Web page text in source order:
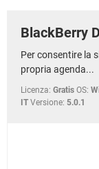
BlackBerry
Per consentire la
propria agenda...
Licenza: Gratis OS:
IT Versione: 5.0.1